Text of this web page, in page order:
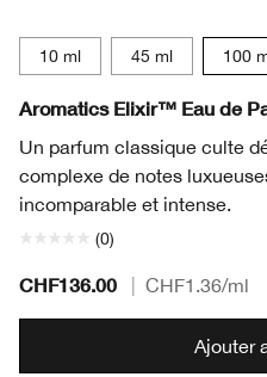
10 ml 45 ml 100
Aromatics Elixir™ Eau de
Un parfum classique culte
complexe de notes
incomparable et intense.
(0)
CHF136.00 CHF1.36/ml
Ajouter